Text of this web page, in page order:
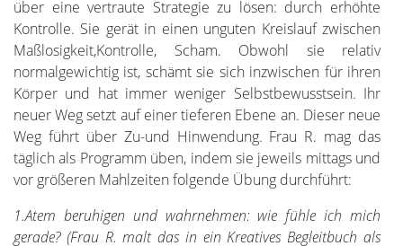
über eine vertraute Strategie zu lösen: durch erhöhte
Kontrolle. Sie gerät in einen unguten Kreislauf zwischen
Maßlosigkeit,Kontrolle, Scham. Obwohl sie relativ
normalgewichtig ist, schämt sie sich inzwischen für ihren
Körper und hat immer weniger Selbstbewusstsein. Ihr
neuer Weg setzt auf einer tieferen Ebene an. Dieser neue
Weg führt über Zu-und Hinwendung. Frau R. mag das
täglich als Programm üben, indem sie jeweils mittags und
vor größeren Mahlzeiten folgende Übung durchführt:
1.Atem beruhigen und wahrnehmen: wie fühle ich mich
gerade? (Frau R. malt das in ein Kreatives Begleitbuch als